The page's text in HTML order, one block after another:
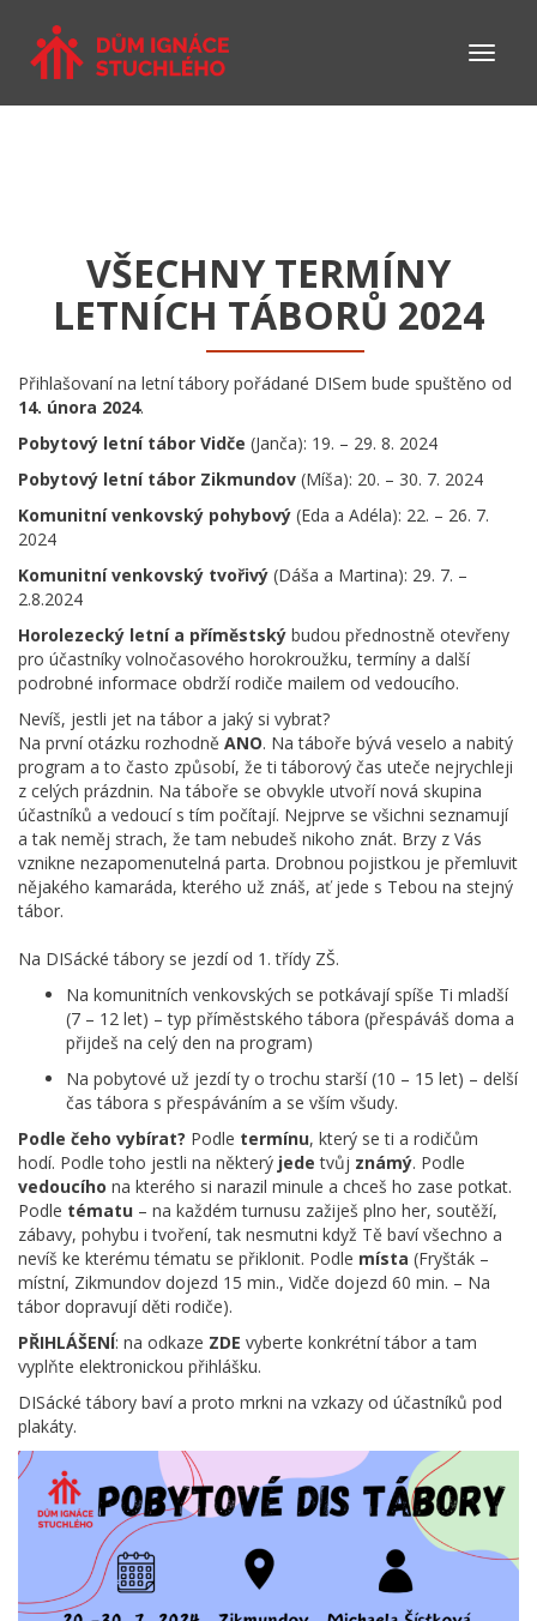
VŠECHNY TERMÍNY
LETNÍCH TÁBORŮ 2024
Přihlašovaní na letní tábory pořádané DISem bude spuštěno od
14. února 2024.
Pobytový letní tábor Vidče (Janča): 19. – 29. 8. 2024
Pobytový letní tábor Zikmundov (Míša): 20. – 30. 7. 2024
Komunitní venkovský pohybový (Eda a Adéla): 22. – 26. 7.
2024
Komunitní venkovský tvořivý (Dáša a Martina): 29. 7. –
2.8.2024
Horolezecký letní a příměstský budou přednostně otevřeny
pro účastníky volnočasového horokroužku, termíny a další
podrobné informace obdrží rodiče mailem od vedoucího.
Nevíš, jestli jet na tábor a jaký si vybrat?
Na první otázku rozhodně ANO. Na táboře bývá veselo a nabitý
program a to často způsobí, že ti táborový čas uteče nejrychleji
z celých prázdnin. Na táboře se obvykle utvoří nová skupina
účastníků a vedoucí s tím počítají. Nejprve se všichni seznamují
a tak neměj strach, že tam nebudeš nikoho znát. Brzy z Vás
vznikne nezapomenutelná parta. Drobnou pojistkou je přemluvit
nějakého kamaráda, kterého už znáš, ať jede s Tebou na stejný
tábor.
Na DISácké tábory se jezdí od 1. třídy ZŠ.
Na komunitních venkovských se potkávají spíše Ti mladší
(7 – 12 let) – typ příměstského tábora (přespáváš doma a
přijdeš na celý den na program)
Na pobytové už jezdí ty o trochu starší (10 – 15 let) – delší
čas tábora s přespáváním a se vším všudy.
Podle čeho vybírat? Podle termínu, který se ti a rodičům
hodí. Podle toho jestli na některý jede tvůj známý. Podle
vedoucího na kterého si narazil minule a chceš ho zase potkat.
Podle tématu – na každém turnusu zažiješ plno her, soutěží,
zábavy, pohybu i tvoření, tak nesmutni když Tě baví všechno a
nevíš ke kterému tématu se přiklonit. Podle místa (Fryšták –
místní, Zikmundov dojezd 15 min., Vidče dojezd 60 min. – Na
tábor dopravují děti rodiče).
PŘIHLÁŠENÍ: na odkaze ZDE vyberte konkrétní tábor a tam
vyplňte elektronickou přihlášku.
DISácké tábory baví a proto mrkni na vzkazy od účastníků pod
plakáty.